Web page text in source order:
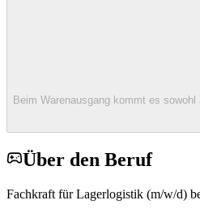
Beim Warenausgang kommt es
Über den Beruf
Fachkraft für Lagerlogistik (m/w/d)